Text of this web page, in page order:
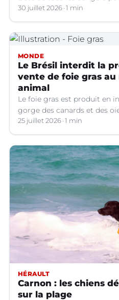
30 juillet 2026 1 min
MONDE
Le Brésil interdit la
vente de foie gras
animal
Le foie gras est produit en
gorge des canards et des
grandes quantités de
hypertrophie rapide du
produit.
25 juillet 2026 1 min
HÉRAULT
Carnon : les chiens
sur la plage